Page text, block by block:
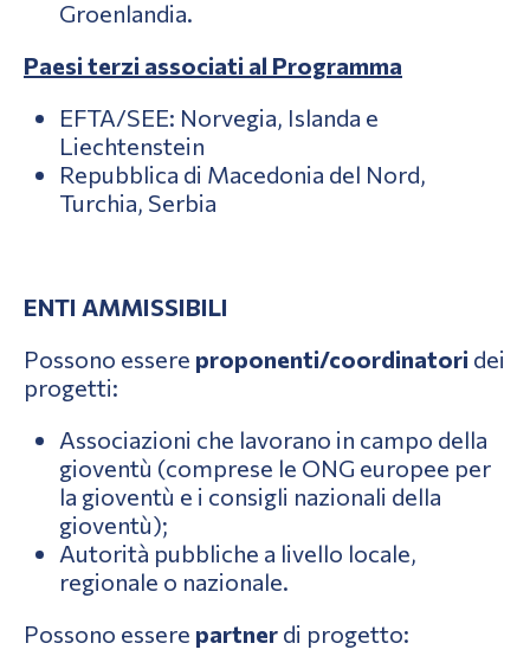
Groenlandia.
Paesi terzi associati al Programma
EFTA/SEE: Norvegia, Islanda e
Liechtenstein
Repubblica di Macedonia del Nord,
Turchia, Serbia
ENTI AMMISSIBILI
Possono essere proponenti/coordinatori dei
progetti:
Associazioni che lavorano in campo della
gioventù (comprese le ONG europee per
la gioventù e i consigli nazionali della
gioventù);
Autorità pubbliche a livello locale,
regionale o nazionale.
Possono essere partner di progetto: